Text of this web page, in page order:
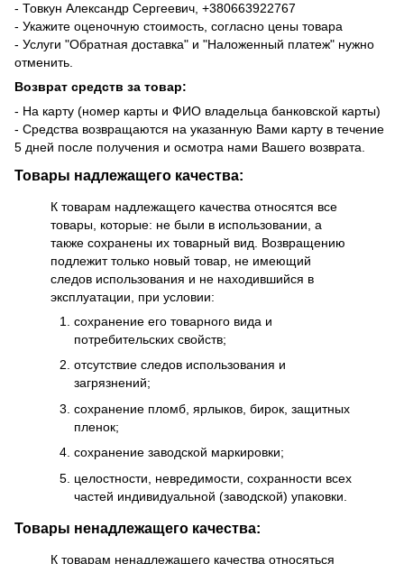
- Товкун Александр Сергеевич, +380663922767
- Укажите оценочную стоимость, согласно цены товара
- Услуги "Обратная доставка" и "Наложенный платеж" нужно
отменить.
Возврат средств за товар:
- На карту (номер карты и ФИО владельца банковской карты)
- Средства возвращаются на указанную Вами карту в течение
5 дней после получения и осмотра нами Вашего возврата.
Товары надлежащего качества:
К товарам надлежащего качества относятся все
товары, которые: не были в использовании, а
также сохранены их товарный вид. Возвращению
подлежит только новый товар, не имеющий
следов использования и не находившийся в
эксплуатации, при условии:
сохранение его товарного вида и
потребительских свойств;
отсутствие следов использования и
загрязнений;
сохранение пломб, ярлыков, бирок, защитных
пленок;
сохранение заводской маркировки;
целостности, невредимости, сохранности всех
частей индивидуальной (заводской) упаковки.
Товары ненадлежащего качества:
К товарам ненадлежащего качества относяться